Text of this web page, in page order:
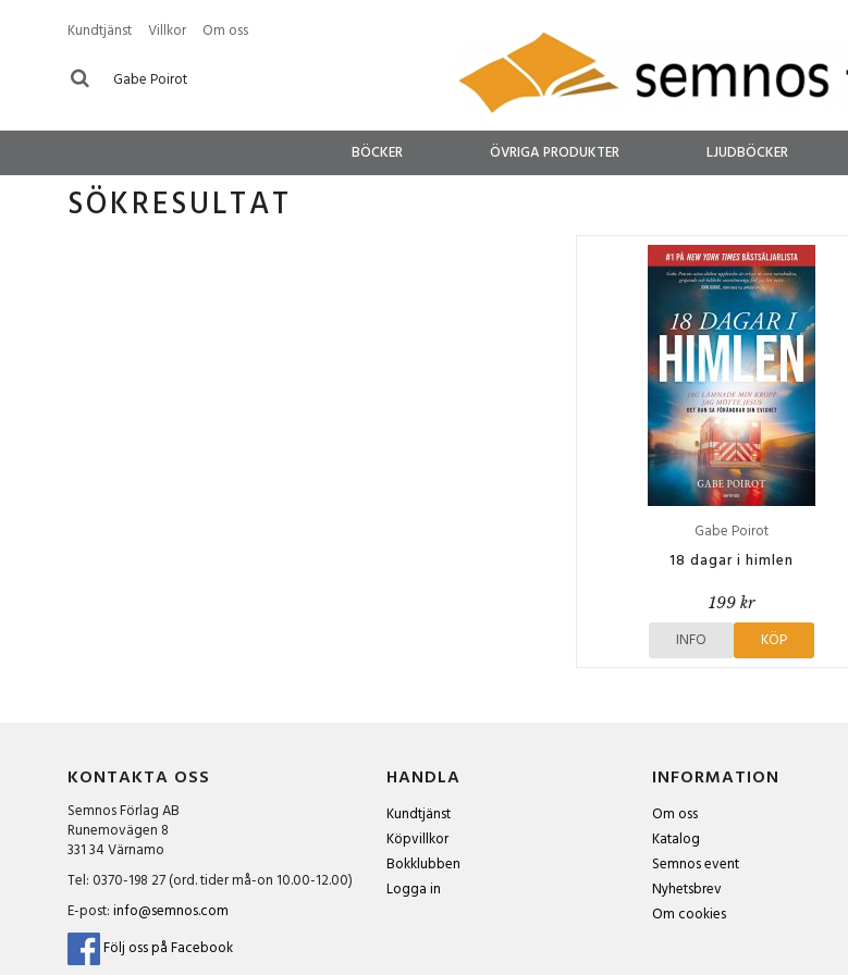
Kundtjänst Villkor Om oss
BÖCKER ÖVRIGA PRODUKTER LJUDBÖCKER
SÖKRESULTAT
Gabe Poirot
18 dagar i himlen
199 kr
INFO KÖP
KONTAKTA OSS
Semnos Förlag AB
Runemovägen 8
331 34 Värnamo
Tel: 0370-198 27 (ord. tider må-on 10.00-12.00)
E-post:info@semnos.com
Följ oss på Facebook
HANDLA
Kundtjänst
Köpvillkor
Bokklubben
Logga in
INFORMATION
Om oss
Katalog
Semnos event
Nyhetsbrev
Om cookies